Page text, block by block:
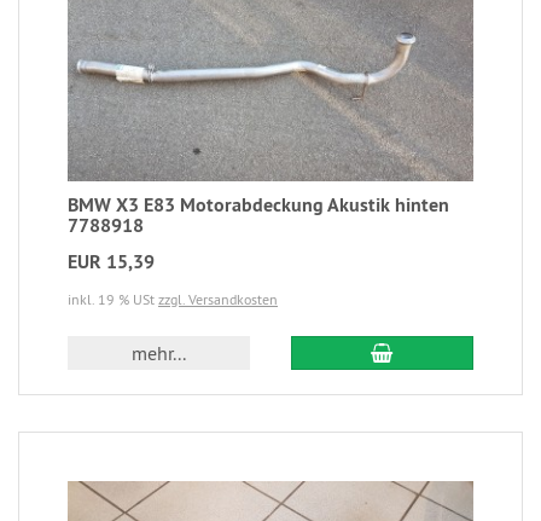
BMW X3 E83 Motorabdeckung Akustik hinten
7788918
EUR 15,39
inkl. 19 % USt zzgl. Versandkosten
mehr...